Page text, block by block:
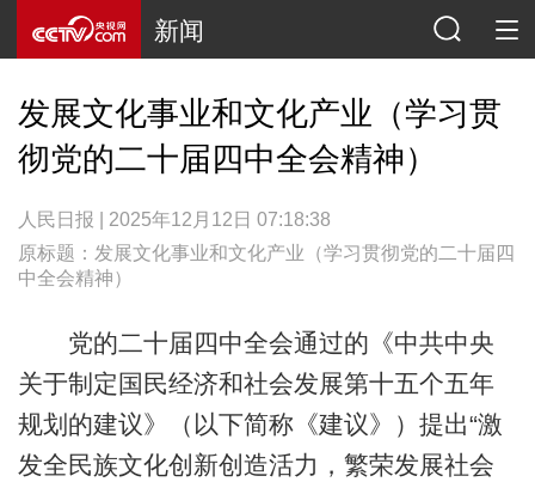
新闻
发展文化事业和文化产业（学习贯
彻党的二十届四中全会精神）
人民日报 | 2025年12月12日 07:18:38
原标题：发展文化事业和文化产业（学习贯彻党的二十届四
中全会精神）
党的二十届四中全会通过的《中共中央
关于制定国民经济和社会发展第十五个五年
规划的建议》（以下简称《建议》）提出“激
发全民族文化创新创造活力，繁荣发展社会